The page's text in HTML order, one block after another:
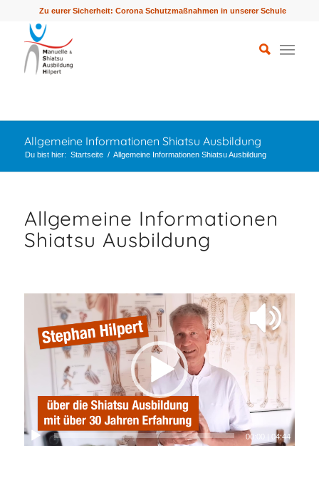
Zu eurer Sicherheit: Corona Schutzmaßnahmen in unserer Schule
Allgemeine Informationen Shiatsu Ausbildung
Du bist hier: Startseite / Allgemeine Informationen Shiatsu Ausbildung
Allgemeine Informationen
Shiatsu Ausbildung
00:00 | 04:44